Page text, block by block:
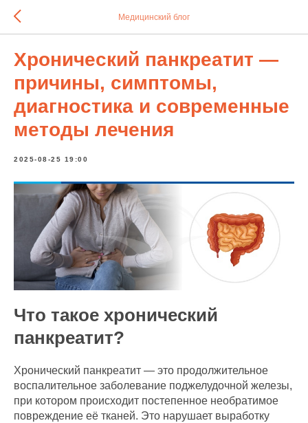
Медицинский блог
Хронический панкреатит —
причины, симптомы,
диагностика и современные
методы лечения
2025-08-25 19:00
Что такое хронический
панкреатит?
Хронический панкреатит — это продолжительное
воспалительное заболевание поджелудочной железы,
при котором происходит постепенное необратимое
повреждение её тканей. Это нарушает выработку